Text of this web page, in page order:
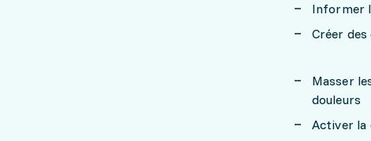
Informer
Créer
Masser
douleurs
Activer la